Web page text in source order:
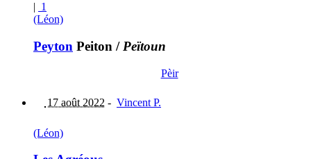
| 1
(Léon)
Peyton Peiton / Peïtoun
Pèir
17 août 2022 - Vincent P.
(Léon)